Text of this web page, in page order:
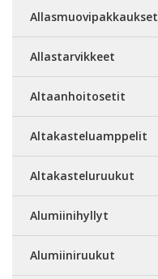
Allasmuovipakkaukset
Allastarvikkeet
Altaanhoitosetit
Altakasteluamppelit
Altakasteluruukut
Alumiinihyllyt
Alumiiniruukut